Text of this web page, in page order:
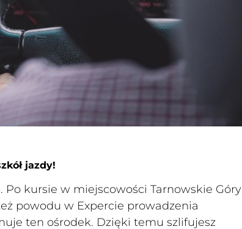
jazdy!
kursie w miejscowości Tarnowskie Góry
powodu w Expercie prowadzenia
ten ośrodek. Dzięki temu szlifujesz